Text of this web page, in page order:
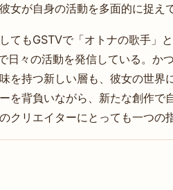
女が自身の活動を多面的に捉え
てもGSTVで「オトナの歌手」
日々の活動を発信している。か
を持つ新しい層も、彼女の世界
を背負いながら、新たな創作
クリエイターにとっても一つの